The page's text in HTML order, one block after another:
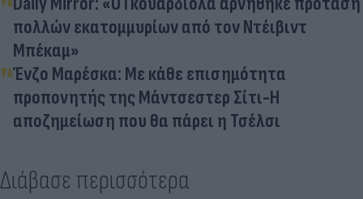
πολλών εκατομμυρίων από τον Ντέιβιντ
Μπέκαμ»
Ένζο Μαρέσκα: Με κάθε επισημότητα
προπονητής της Μάντσεστερ Σίτι-Η
αποζημείωση που θα πάρει η Τσέλσι
Διάβασε περισσότερα